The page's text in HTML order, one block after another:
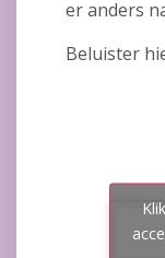
er anders
Beluister